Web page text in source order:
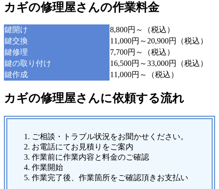
カギの修理屋さんの作業料金
鍵開け
8,800円～（税込）
鍵交換
11,000円～20,900円（税込）
鍵修理
7,700円～（税込）
鍵の取り付け
16,500円～33,000円（税込）
鍵作成
11,000円～（税込）
カギの修理屋さんに依頼する流れ
ご相談・トラブル状況をお聞かせください。
お電話にてお見積りをご案内
作業前に作業内容と料金のご確認
作業開始
作業完了後、作業箇所をご確認頂きお支払い